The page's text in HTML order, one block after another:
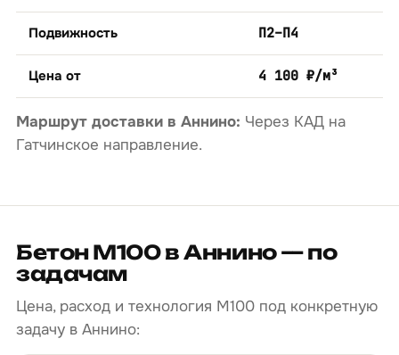
Подвижность П2–П4
Цена от 4 100 ₽/м³
Маршрут доставки в Аннино: Через КАД на
Гатчинское направление.
Бетон М100 в Аннино — по
задачам
Цена, расход и технология М100 под конкретную
задачу в Аннино: